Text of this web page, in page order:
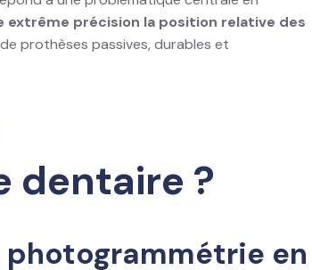
extrême précision la position relative des
prothèses passives, durables et
dentaire ?
en